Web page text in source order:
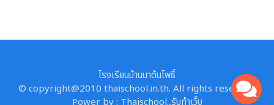
โรงเรียนบ้านนาต้นโพธิ์
© copyright@2010 thaischool.in.th. All rights reserved.